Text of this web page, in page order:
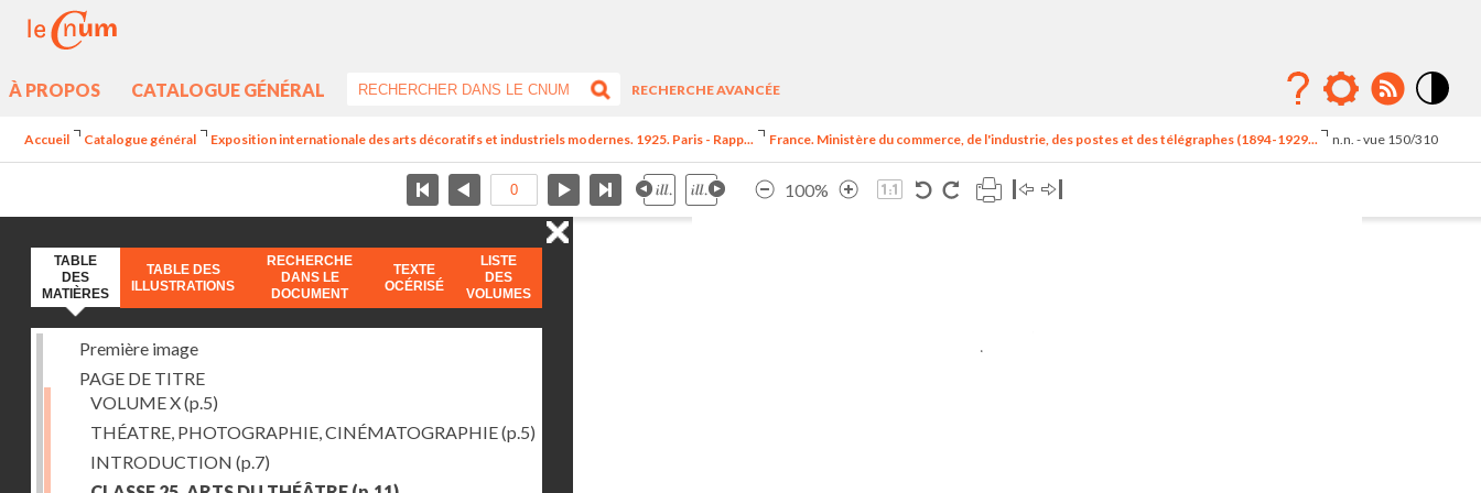
À PROPOS CATALOGUE GÉNÉRAL
RECHERCHE AVANCÉE
élévé
Accueil Catalogue général Exposition internationale des arts décoratifs et industriels modernes. 1925. Paris - Rapp... France. Ministère du commerce, de l'industrie, des postes et des télégraphes (1894-1929... n.n. - vue 150/310
100%
TABLE
DES
MATIÈRES
TABLE DES
ILLUSTRATIONS
RECHERCHE
DANS LE
DOCUMENT
TEXTE
OCÉRISÉ
LISTE
DES
VOLUMES
Première image
PAGE DE TITRE
VOLUME X(p.5)
THÉATRE, PHOTOGRAPHIE, CINÉMATOGRAPHIE(p.5)
INTRODUCTION (p.7)